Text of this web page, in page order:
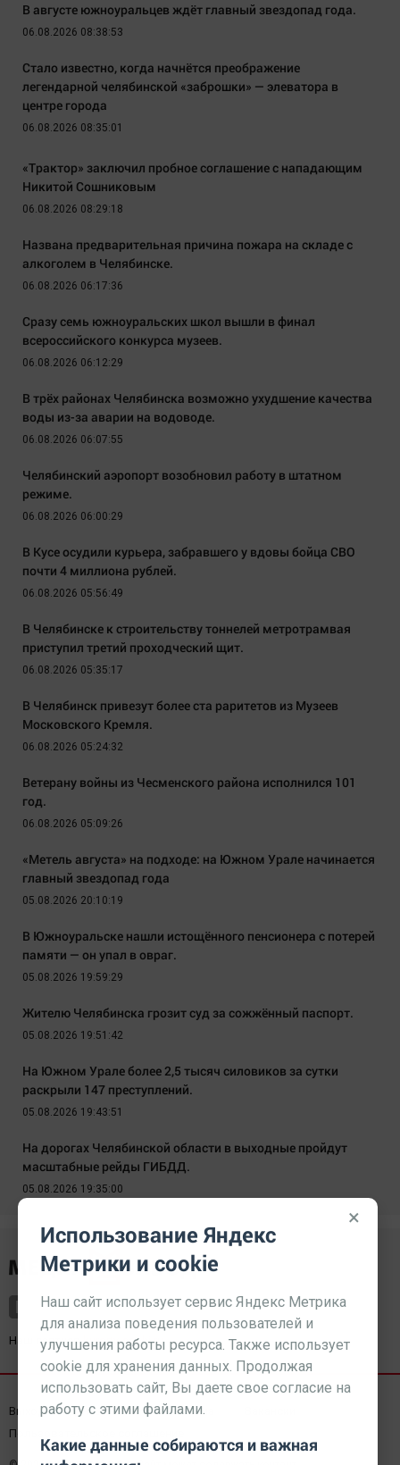
В августе южноуральцев ждёт главный звездопад года.
06.08.2026 08:38:53
Стало известно, когда начнётся преображение
легендарной челябинской «заброшки» — элеватора в
центре города
06.08.2026 08:35:01
«Трактор» заключил пробное соглашение с нападающим
Никитой Сошниковым
06.08.2026 08:29:18
Названа предварительная причина пожара на складе с
алкоголем в Челябинске.
06.08.2026 06:17:36
Сразу семь южноуральских школ вышли в финал
всероссийского конкурса музеев.
06.08.2026 06:12:29
В трёх районах Челябинска возможно ухудшение качества
воды из-за аварии на водоводе.
06.08.2026 06:07:55
Челябинский аэропорт возобновил работу в штатном
режиме.
06.08.2026 06:00:29
В Кусе осудили курьера, забравшего у вдовы бойца СВО
почти 4 миллиона рублей.
06.08.2026 05:56:49
В Челябинске к строительству тоннелей метротрамвая
приступил третий проходческий щит.
06.08.2026 05:35:17
В Челябинск привезут более ста раритетов из Музеев
Московского Кремля.
06.08.2026 05:24:32
Ветерану войны из Чесменского района исполнился 101
год.
06.08.2026 05:09:26
«Метель августа» на подходе: на Южном Урале начинается
главный звездопад года
05.08.2026 20:10:19
В Южноуральске нашли истощённого пенсионера с потерей
памяти — он упал в овраг.
05.08.2026 19:59:29
Жителю Челябинска грозит суд за сожжённый паспорт.
05.08.2026 19:51:42
На Южном Урале более 2,5 тысяч силовиков за сутки
раскрыли 147 преступлений.
05.08.2026 19:43:51
На дорогах Челябинской области в выходные пройдут
масштабные рейды ГИБДД.
05.08.2026 19:35:00
Наш партнерkurorty-sochi.ru
Выходные данные СМИ Реклама
Пользовательское соглашение
×
Использование Яндекс
Метрики и cookie
Наш сайт использует сервис Яндекс Метрика
для анализа поведения пользователей и
улучшения работы ресурса. Также использует
cookie для хранения данных. Продолжая
использовать сайт, Вы даете свое согласие на
работу с этими файлами.
Какие данные собираются и важная